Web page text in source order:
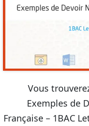
Vous
Exemples de
Française – 1BAC